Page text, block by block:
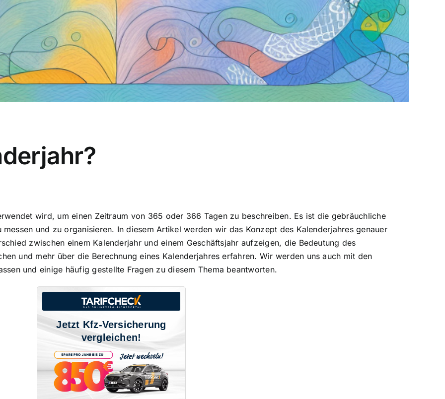
wird, um einen Zeitraum von 365 oder 366 Tagenzu beschreiben. Es ist die gebräuchliche
und zu organisieren. In diesem Artikel werden wir das Konzept des Kalenderjahres genauer
zwischen einem Kalenderjahr und einem Geschäftsjahr aufzeigen, die Bedeutung des
und mehr über die Berechnung eines Kalenderjahres erfahren. Wir werden uns auch mit den
und einige häufig gestellte Fragen zu diesem Thema beantworten.
Jetzt Kfz-Versicherung
vergleichen!